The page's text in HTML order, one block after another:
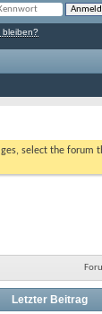
bleiben?
select the
Letzter Beitrag